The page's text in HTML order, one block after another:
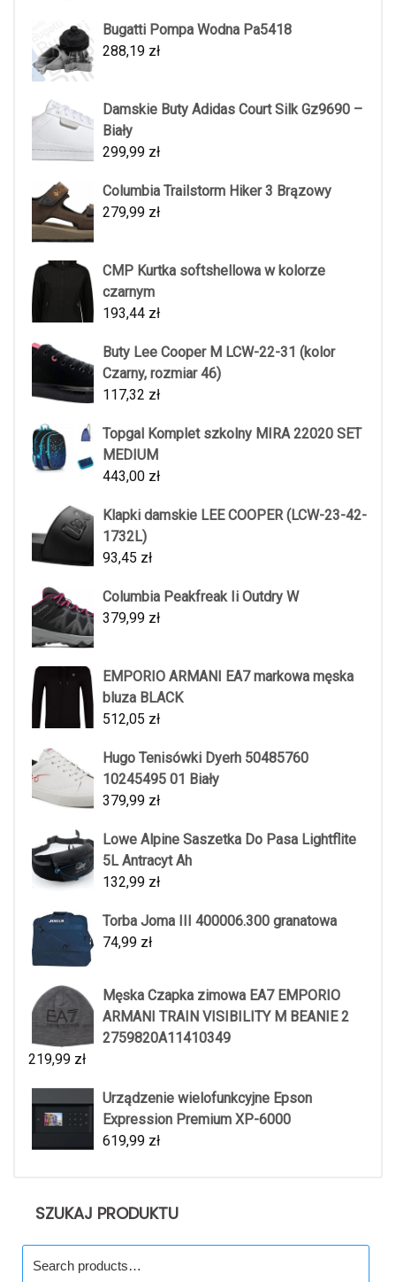
Bugatti Pompa Wodna Pa5418
288,19 zł
Damskie Buty Adidas Court Silk Gz9690 –
Biały
299,99 zł
Columbia Trailstorm Hiker 3 Brązowy
279,99 zł
CMP Kurtka softshellowa w kolorze
czarnym
193,44 zł
Buty Lee Cooper M LCW-22-31 (kolor
Czarny, rozmiar 46)
117,32 zł
Topgal Komplet szkolny MIRA 22020 SET
MEDIUM
443,00 zł
Klapki damskie LEE COOPER (LCW-23-42-
1732L)
93,45 zł
Columbia Peakfreak Ii Outdry W
379,99 zł
EMPORIO ARMANI EA7 markowa męska
bluza BLACK
512,05 zł
Hugo Tenisówki Dyerh 50485760
10245495 01 Biały
379,99 zł
Lowe Alpine Saszetka Do Pasa Lightflite
5L Antracyt Ah
132,99 zł
Torba Joma III 400006.300 granatowa
74,99 zł
Męska Czapka zimowa EA7 EMPORIO
ARMANI TRAIN VISIBILITY M BEANIE 2
2759820A11410349
219,99 zł
Urządzenie wielofunkcyjne Epson
Expression Premium XP-6000
619,99 zł
SZUKAJ PRODUKTU
for: